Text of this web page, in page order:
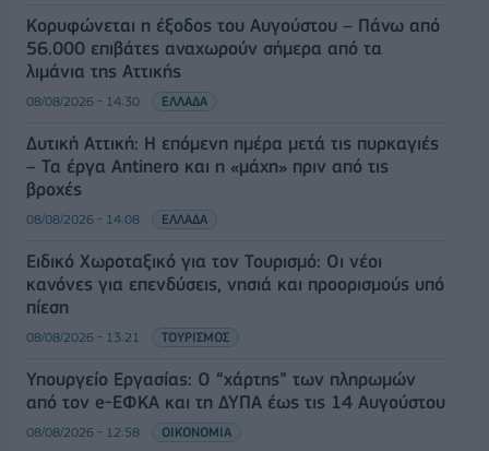
Κορυφώνεται η έξοδος του Αυγούστου – Πάνω από
56.000 επιβάτες αναχωρούν σήμερα από τα
λιμάνια της Αττικής
08/08/2026 - 14:30 ΕΛΛΑΔΑ
Δυτική Αττική: Η επόμενη ημέρα μετά τις πυρκαγιές
– Τα έργα Antinero και η «μάχη» πριν από τις
βροχές
08/08/2026 - 14:08 ΕΛΛΑΔΑ
Ειδικό Χωροταξικό για τον Τουρισμό: Οι νέοι
κανόνες για επενδύσεις, νησιά και προορισμούς υπό
πίεση
08/08/2026 - 13:21 ΤΟΥΡΙΣΜΟΣ
Υπουργείο Εργασίας: Ο “χάρτης” των πληρωμών
από τον e-ΕΦΚΑ και τη ΔΥΠΑ έως τις 14 Αυγούστου
08/08/2026 - 12:58 ΟΙΚΟΝΟΜΙΑ